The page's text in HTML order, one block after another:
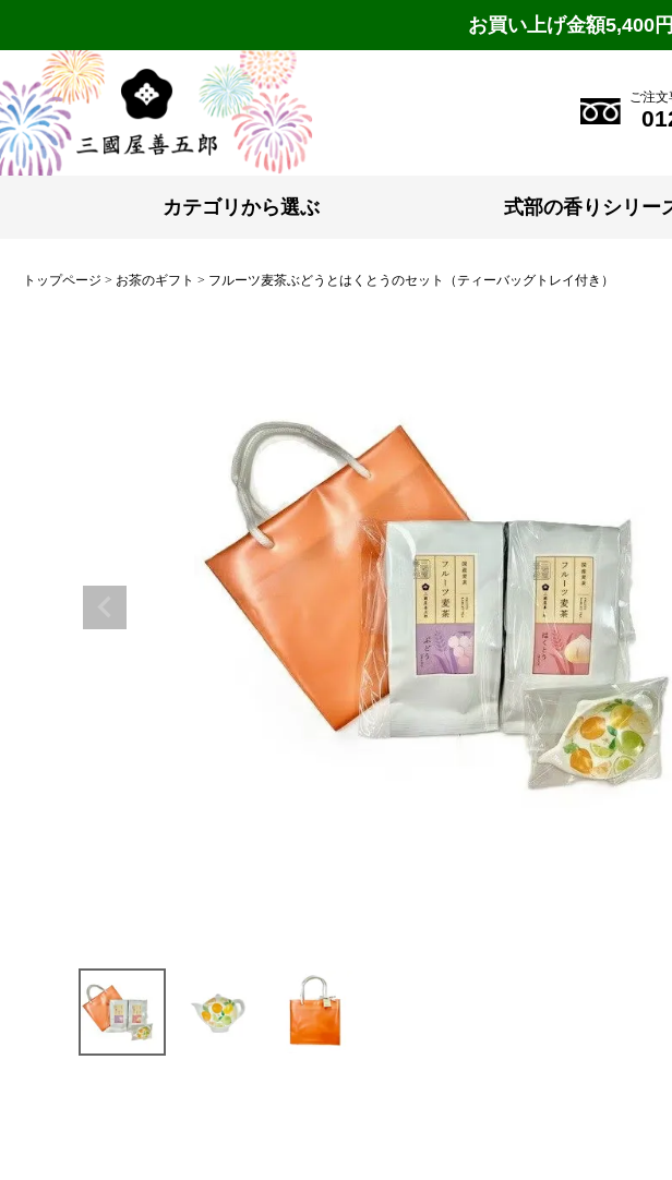
お買い上げ金額5,400
ご注
カテゴリから選ぶ 式部の香りシリー
トップページ お茶のギフト フルーツ麦茶ぶどうとはくとうのセット（ティーバッグトレイ付き）